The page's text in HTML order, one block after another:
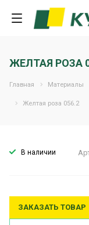
ЖЕЛТАЯ РОЗА
Главная Материалы
Желтая роза 056.2
В наличии
ЗАКАЗАТЬ ТОВАР